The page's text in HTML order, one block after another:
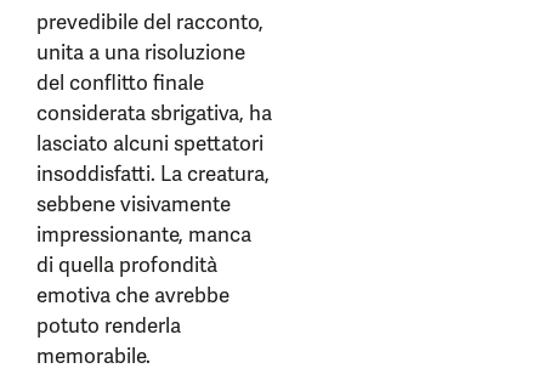
prevedibile del racconto,
unita a una risoluzione
del conflitto finale
considerata sbrigativa, ha
lasciato alcuni spettatori
insoddisfatti. La creatura,
sebbene visivamente
impressionante, manca
di quella profondità
emotiva che avrebbe
potuto renderla
memorabile.